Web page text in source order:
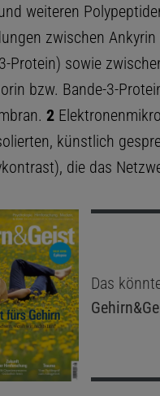
weiteren
zwischen
Protein) sowie
bzw. Bande-3-
2
künstlich
die das
Das